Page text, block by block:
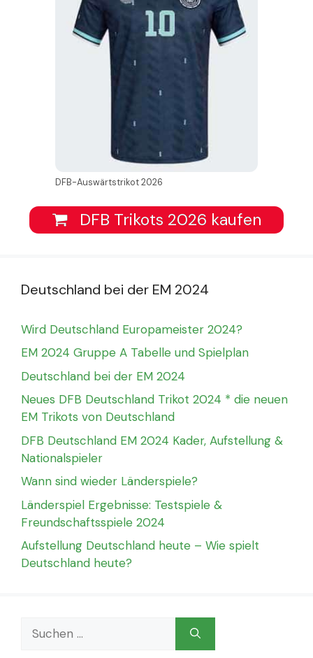
DFB-Auswärtstrikot 2026
DFB Trikots 2026 kaufen
Deutschland bei der EM 2024
Wird Deutschland Europameister 2024?
EM 2024 Gruppe A Tabelle und Spielplan
Deutschland bei der EM 2024
Neues DFB Deutschland Trikot 2024 * die neuen
EM Trikots von Deutschland
DFB Deutschland EM 2024 Kader, Aufstellung &
Nationalspieler
Wann sind wieder Länderspiele?
Länderspiel Ergebnisse: Testspiele &
Freundschaftsspiele 2024
Aufstellung Deutschland heute – Wie spielt
Deutschland heute?
Suchen
nach: